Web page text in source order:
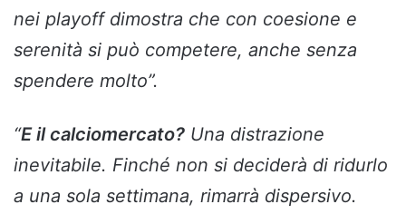
nei playoff dimostra che con coesione e
serenità si può competere, anche senza
spendere molto”.
“E il calciomercato? Una distrazione
inevitabile. Finché non si deciderà di ridurlo
a una sola settimana, rimarrà dispersivo.